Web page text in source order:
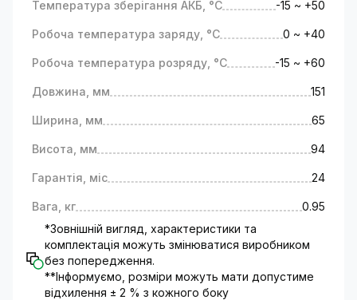
Температура зберігання АКБ, °C -15 ~ +50
Робоча температура заряду, °C 0 ~ +40
Робоча температура розряду, °C -15 ~ +60
Довжина, мм 151
Ширина, мм 65
Висота, мм 94
Гарантія, міс 24
Вага, кг
0.95
*Зовнішній вигляд, характеристики та
комплектація можуть змінюватися виробником
без попередження.
**Інформуємо, розміри можуть мати допустиме
відхилення ± 2 % з кожного боку